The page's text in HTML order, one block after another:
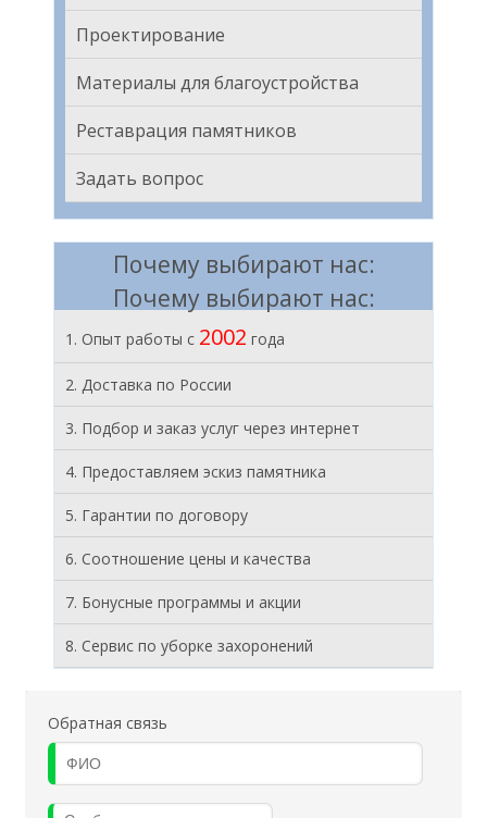
Проектирование
Материалы для благоустройства
Реставрация памятников
Задать вопрос
Почему выбирают нас:
Почему выбирают нас:
1. Опыт работы с 2002 года
2. Доставка по России
3. Подбор и заказ услуг через интернет
4. Предоставляем эскиз памятника
5. Гарантии по договору
6. Соотношение цены и качества
7. Бонусные программы и акции
8. Cервис по уборке захоронений
Обратная связь